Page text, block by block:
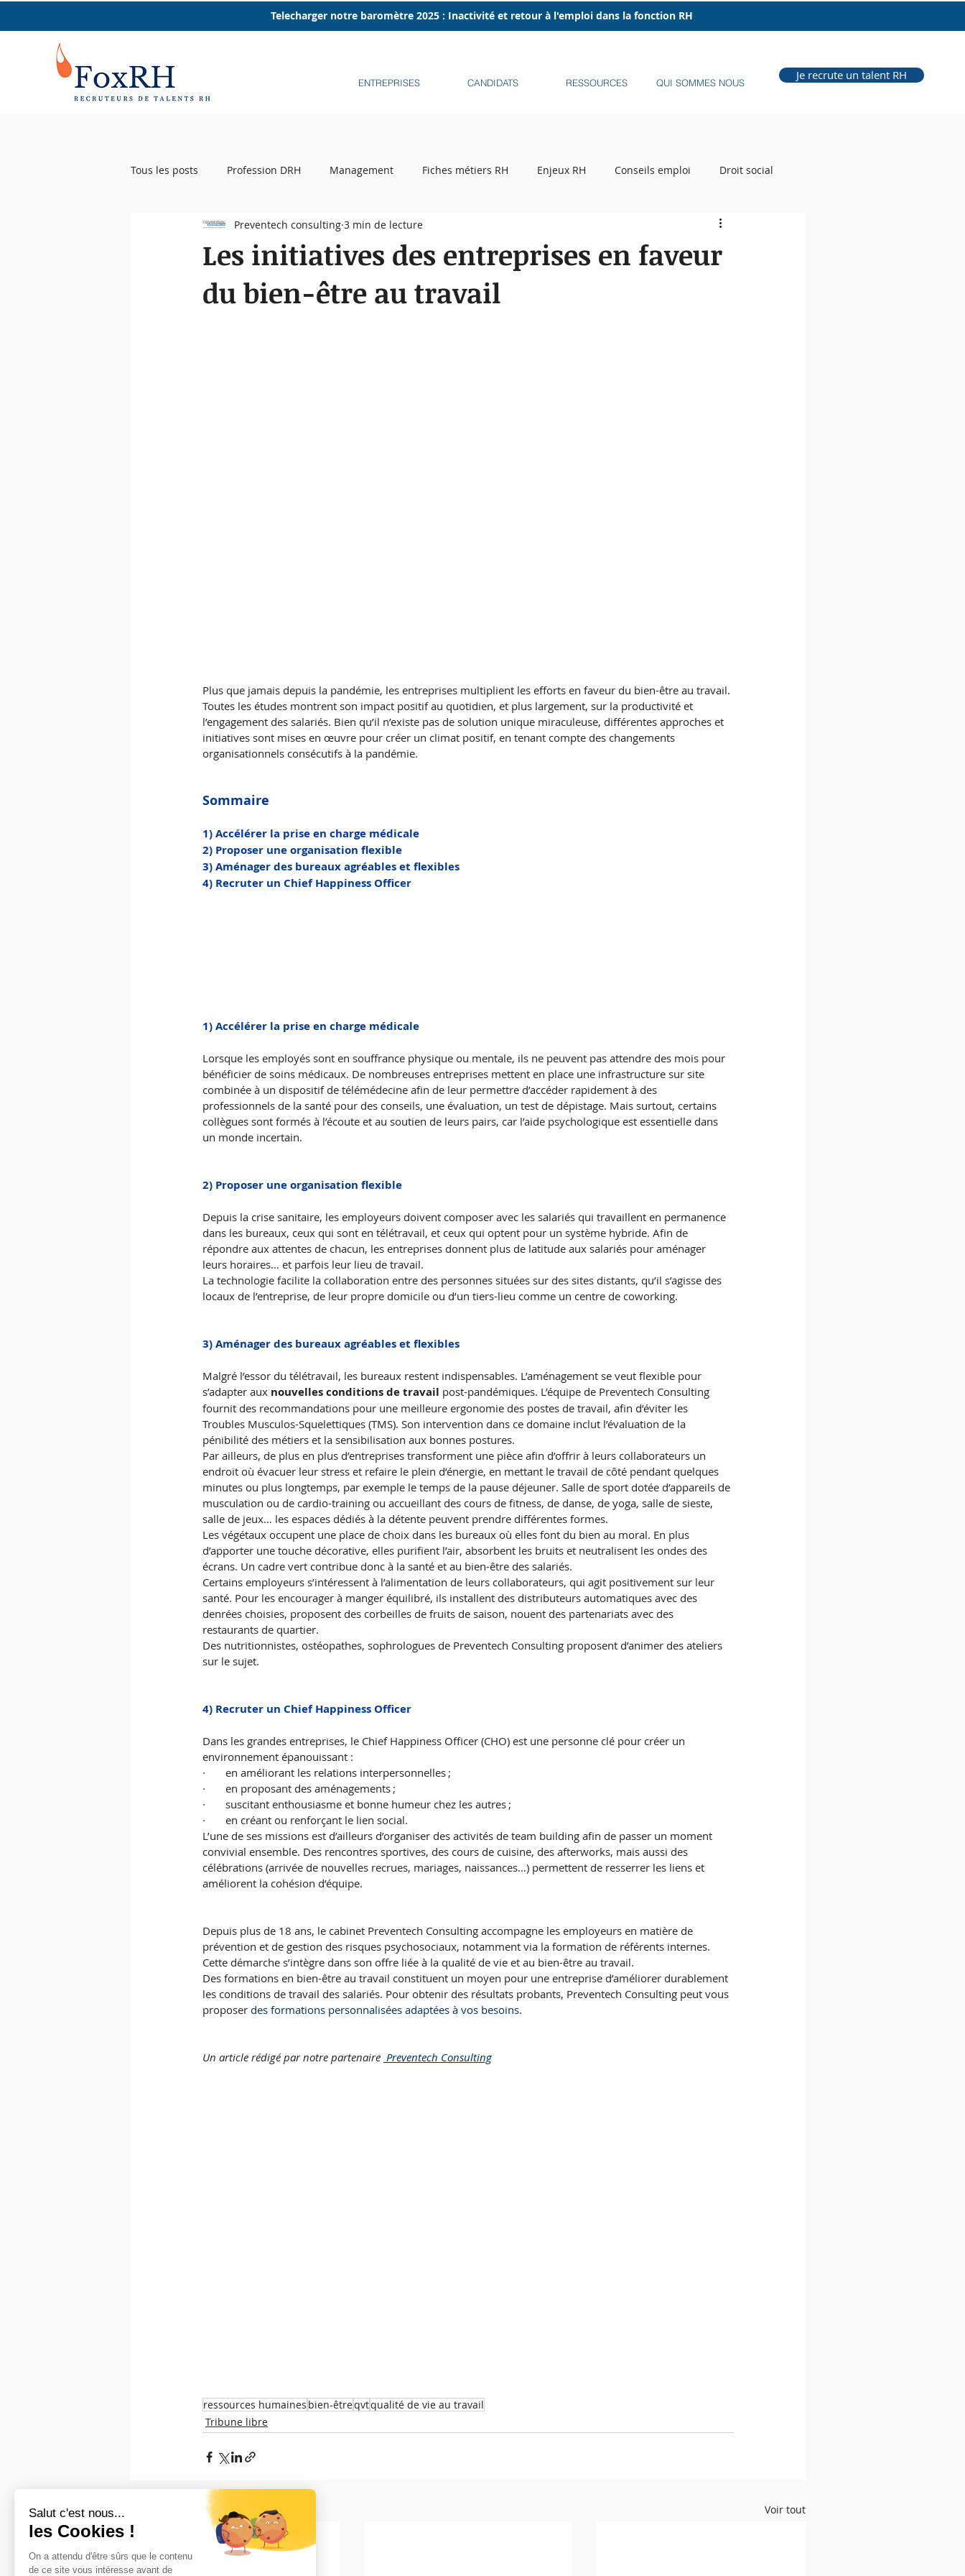
Telecharger notre baromètre 2025 : Inactivité et retour à l'emploi dans la fonction RH
ENTREPRISES CANDIDATS RESSOURCES QUI SOMMES NOUS
Je recrute un talent RH
Tous les posts Profession DRH Management Fiches métiers RH Enjeux RH Conseils emploi Droit social
Startup RH Event RH Recrutement Tribune libre Auteur RH
Femmes et RH Micro trottoir
Les initiatives des entreprises en faveur
du bien-être au travail
Preventech consulting 3 min de lecture
Plus que jamais depuis la pandémie, les entreprises multiplient les efforts en faveur du bien-être au travail.
Toutes les études montrent son impact positif au quotidien, et plus largement, sur la productivité et
l’engagement des salariés. Bien qu’il n’existe pas de solution unique miraculeuse, différentes approches et
initiatives sont mises en œuvre pour créer un climat positif, en tenant compte des changements
organisationnels consécutifs à la pandémie.
Sommaire
1) Accélérer la prise en charge médicale
2) Proposer une organisation flexible
3) Aménager des bureaux agréables et flexibles
4) Recruter un Chief Happiness Officer
1) Accélérer la prise en charge médicale
Lorsque les employés sont en souffrance physique ou mentale, ils ne peuvent pas attendre des mois pour
bénéficier de soins médicaux. De nombreuses entreprises mettent en place une infrastructure sur site
combinée à un dispositif de télémédecine afin de leur permettre d’accéder rapidement à des
professionnels de la santé pour des conseils, une évaluation, un test de dépistage. Mais surtout, certains
collègues sont formés à l’écoute et au soutien de leurs pairs, car l’aide psychologique est essentielle dans
un monde incertain.
2) Proposer une organisation flexible
Depuis la crise sanitaire, les employeurs doivent composer avec les salariés qui travaillent en permanence
dans les bureaux, ceux qui sont en télétravail, et ceux qui optent pour un système hybride. Afin de
répondre aux attentes de chacun, les entreprises donnent plus de latitude aux salariés pour aménager
leurs horaires… et parfois leur lieu de travail.
La technologie facilite la collaboration entre des personnes situées sur des sites distants, qu’il s’agisse des
locaux de l’entreprise, de leur propre domicile ou d’un tiers-lieu comme un centre de coworking.
3) Aménager des bureaux agréables et flexibles
Malgré l’essor du télétravail, les bureaux restent indispensables. L’aménagement se veut flexible pour
s’adapter aux nouvelles conditions de travail post-pandémiques. L’équipe de Preventech Consulting
fournit des recommandations pour une meilleure ergonomie des postes de travail, afin d’éviter les
Troubles Musculos-Squelettiques (TMS). Son intervention dans ce domaine inclut l’évaluation de la
pénibilité des métiers et la sensibilisation aux bonnes postures.
Par ailleurs, de plus en plus d’entreprises transforment une pièce afin d’offrir à leurs collaborateurs un
endroit où évacuer leur stress et refaire le plein d’énergie, en mettant le travail de côté pendant quelques
minutes ou plus longtemps, par exemple le temps de la pause déjeuner. Salle de sport dotée d’appareils de
musculation ou de cardio-training ou accueillant des cours de fitness, de danse, de yoga, salle de sieste,
salle de jeux… les espaces dédiés à la détente peuvent prendre différentes formes.
Les végétaux occupent une place de choix dans les bureaux où elles font du bien au moral. En plus
d’apporter une touche décorative, elles purifient l’air, absorbent les bruits et neutralisent les ondes des
écrans. Un cadre vert contribue donc à la santé et au bien-être des salariés.
Certains employeurs s’intéressent à l’alimentation de leurs collaborateurs, qui agit positivement sur leur
santé. Pour les encourager à manger équilibré, ils installent des distributeurs automatiques avec des
denrées choisies, proposent des corbeilles de fruits de saison, nouent des partenariats avec des
restaurants de quartier.
Des nutritionnistes, ostéopathes, sophrologues de Preventech Consulting proposent d’animer des ateliers
sur le sujet.
4) Recruter un Chief Happiness Officer
Dans les grandes entreprises, le Chief Happiness Officer (CHO) est une personne clé pour créer un
environnement épanouissant :
·       en améliorant les relations interpersonnelles ;
·       en proposant des aménagements ;
·       suscitant enthousiasme et bonne humeur chez les autres ;
·       en créant ou renforçant le lien social.
L’une de ses missions est d’ailleurs d’organiser des activités de team building afin de passer un moment
convivial ensemble. Des rencontres sportives, des cours de cuisine, des afterworks, mais aussi des
célébrations (arrivée de nouvelles recrues, mariages, naissances…) permettent de resserrer les liens et
améliorent la cohésion d’équipe.
Depuis plus de 18 ans, le cabinet Preventech Consulting accompagne les employeurs en matière de
prévention et de gestion des risques psychosociaux, notamment via la formation de référents internes.
Cette démarche s’intègre dans son offre liée à la qualité de vie et au bien-être au travail.
Des formations en bien-être au travail constituent un moyen pour une entreprise d’améliorer durablement
les conditions de travail des salariés. Pour obtenir des résultats probants, Preventech Consulting peut vous
proposer des formations personnalisées adaptées à vos besoins.
Un article rédigé par notre partenaire Preventech Consulting
ressources humaines bien-êtreqvtqualité de vie au travail
Tribune libre
Posts récents Voir tout